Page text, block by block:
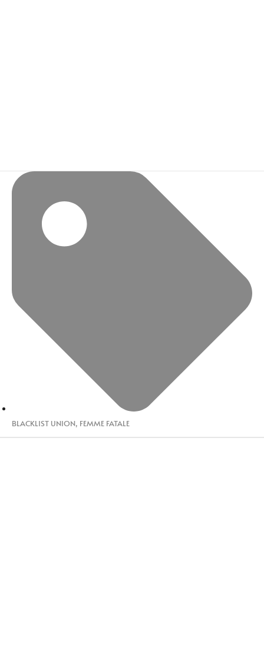
BLACKLIST UNION, FEMME FATALE